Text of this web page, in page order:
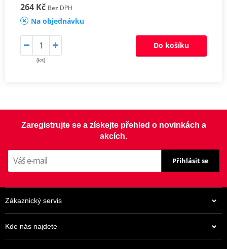
264 Kč Bez DPH
Na objednávku
(ks)
Do košíku
Zaregistrujte se a získejte přehled o novinkách a
akcích.
Přihlásit se
Zákaznický servis
Kde nás najdete